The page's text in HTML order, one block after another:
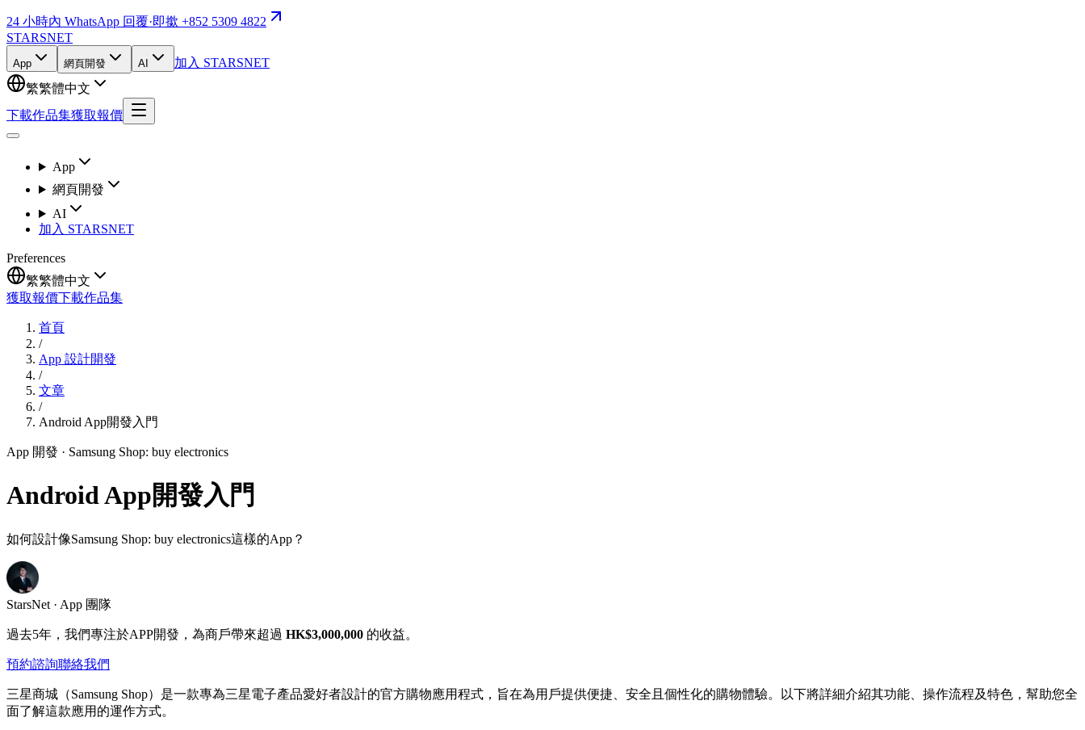
24 小時內 WhatsApp 回覆·即撳 +852 5309 4822
STARSNET
App 網頁開發 AI
加入 STARSNET
繁繁體中文
下載作品集獲取報價
App
網頁開發
AI
加入 STARSNET
Preferences
繁繁體中文
獲取報價下載作品集
首頁
/
App 設計開發
/
文章
/
Android App開發入門
App 開發 · Samsung Shop: buy electronics
Android App開發入門
如何設計像Samsung Shop: buy electronics這樣的App？
StarsNet · App 團隊
過去5年，我們專注於APP開發，為商戶帶來超過 HK$3,000,000 的收益。
預約諮詢聯絡我們
三星商城（Samsung Shop）是一款專為三星電子產品愛好者設計的官方購物應用程式，旨在為用戶提供便捷、安全且個性化的購物體驗。以下將詳細介紹其功能、操作流程及特色，幫助您全
面了解這款應用的運作方式。